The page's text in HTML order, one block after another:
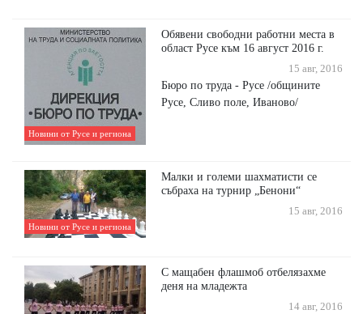
Новини от Русе и региона
Обявени свободни работни места в
област Русе към 16 август 2016 г.
15 авг, 2016
Бюро по труда - Русе /общините
Русе, Сливо поле, Иваново/
Новини от Русе и региона
Малки и големи шахматисти се
събраха на турнир „Бенони“
15 авг, 2016
С мащабен флашмоб отбелязахме
деня на младежта
14 авг, 2016